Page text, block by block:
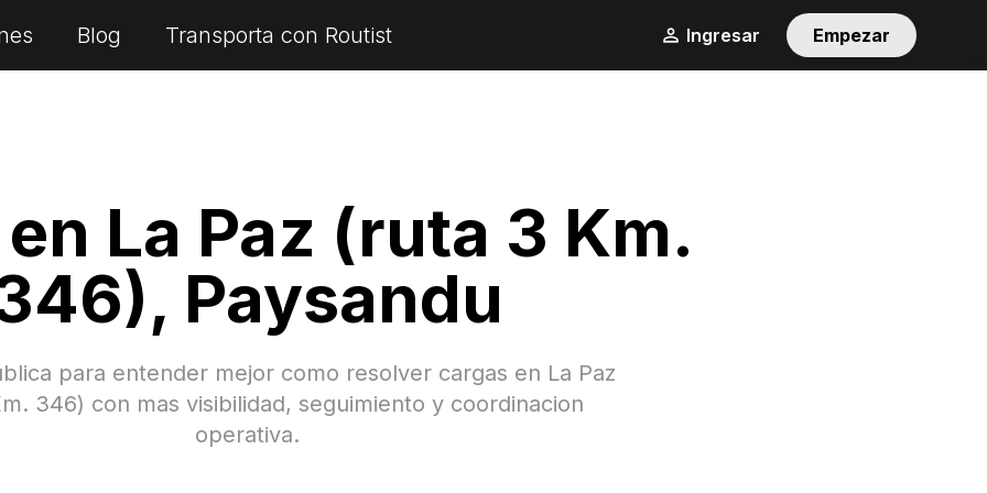
Blog Transporta con Routist Ingresar Empezar
La Paz (ruta 3 Km.
, Paysandu
para entender mejor como resolver cargas en La Paz
346) con mas visibilidad, seguimiento y coordinacion
operativa.